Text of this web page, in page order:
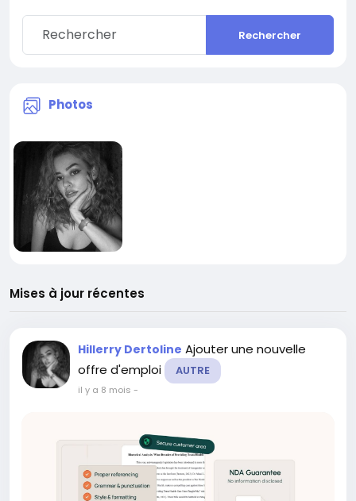
Rechercher
Photos
Mises à jour récentes
Hillerry Dertoline Ajouter une nouvelle
offre d'emploi
AUTRE
il y a 8 mois -